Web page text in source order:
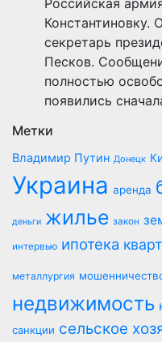
Российская
Константиновку.
секретарь
Песков.
полностью
появились
Метки
Владимир Путин Донецк
Украина аренда
деньги жилье закон
интервью ипотека
металлургия
недвижимость
санкции сельское